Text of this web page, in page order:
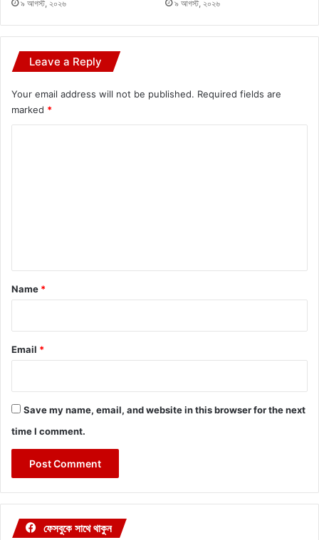
৯ আগস্ট, ২০২৬ ৯ আগস্ট, ২০২৬
Leave a Reply
Your email address will not be published. Required fields are
marked *
*
Name *
Email *
Save my name, email, and website in this browser for the next
time I comment.
ফেসবুকে সাথে থাকুন